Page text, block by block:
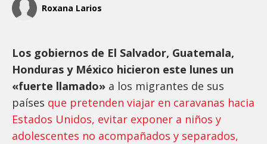
Roxana Larios
Los gobiernos de El Salvador, Guatemala,
Honduras y México hicieron este lunes un
«fuerte llamado» a los migrantes de sus
países que pretenden viajar en caravanas hacia
Estados Unidos, evitar exponer a niños y
adolescentes no acompañados y separados,